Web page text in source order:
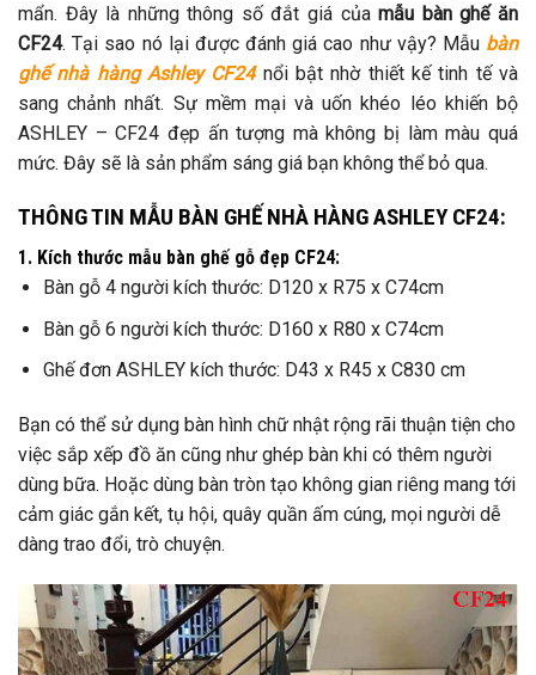
mẩn. Đây là những thông số đắt giá củamẫu bàn ghế ăn
CF24. Tại sao nó lại được đánh giá cao như vậy? Mẫu bàn
ghế nhà hàng Ashley CF24nổi bật nhờ thiết kế tinh tế và
sang chảnh nhất. Sự mềm mại và uốn khéo léo khiến bộ
ASHLEY – CF24 đẹp ấn tượng mà không bị làm màu quá
mức. Đây sẽ là sản phẩm sáng giá bạn không thể bỏ qua.
THÔNG TIN MẪU BÀN GHẾ NHÀ HÀNG ASHLEY CF24:
1. Kích thước mẫu bàn ghế gỗ đẹp CF24:
Bàn gỗ 4 người kích thước: D120 x R75 x C74cm
Bàn gỗ 6 người kích thước: D160 x R80 x C74cm
Ghế đơn ASHLEY kích thước: D43 x R45 x C830 cm
Bạn có thể sử dụng bàn hình chữ nhật rộng rãi thuận tiện cho
việc sắp xếp đồ ăn cũng như ghép bàn khi có thêm người
dùng bữa. Hoặc dùng bàn tròn tạo không gian riêng mang tới
cảm giác gắn kết, tụ hội, quây quần ấm cúng, mọi người dễ
dàng trao đổi, trò chuyện.